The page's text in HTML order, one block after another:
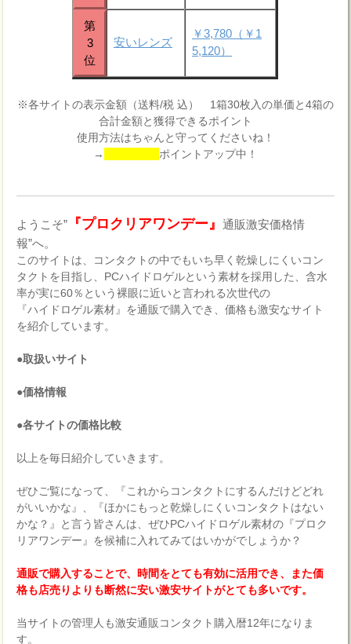
第
3
位
安いレンズ
￥3,780（￥1
5,120）
※各サイトの表示金額（送料/税 込） 1箱30枚入の単価と4箱の
合計金額と獲得できるポイント
使用方法はちゃんと守ってくださいね！
→
ポイントアップ中！
ようこそ” 『プロクリアワンデー』通販激安価格情
報”へ。
このサイトは、コンタクトの中でもいち早く乾燥しにくいコン
タクトを目指し、PCハイドロゲルという素材を採用した、含水
率が実に60％という裸眼に近いと言われる次世代の
『ハイドロゲル素材』を通販で購入でき、価格も激安なサイト
を紹介しています。
●取扱いサイト
●価格情報
●各サイトの価格比較
以上を毎日紹介していきます。
ぜひご覧になって、『これからコンタクトにするんだけどどれ
がいいかな』、『ほかにもっと乾燥しにくいコンタクトはない
かな？』と言う皆さんは、ぜひPCハイドロゲル素材の『プロク
リアワンデー』を候補に入れてみてはいかがでしょうか？
通販で購入することで、時間をとても有効に活用でき、また価
格も店売りよりも断然に安い激安サイトがとても多いです。
当サイトの管理人も激安通販コンタクト購入暦12年になりま
す。